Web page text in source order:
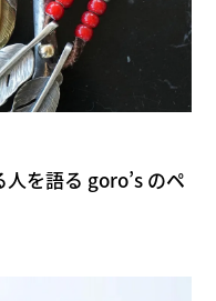
を語る goro’s のペ